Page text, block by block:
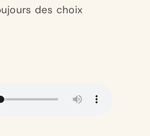
des choix